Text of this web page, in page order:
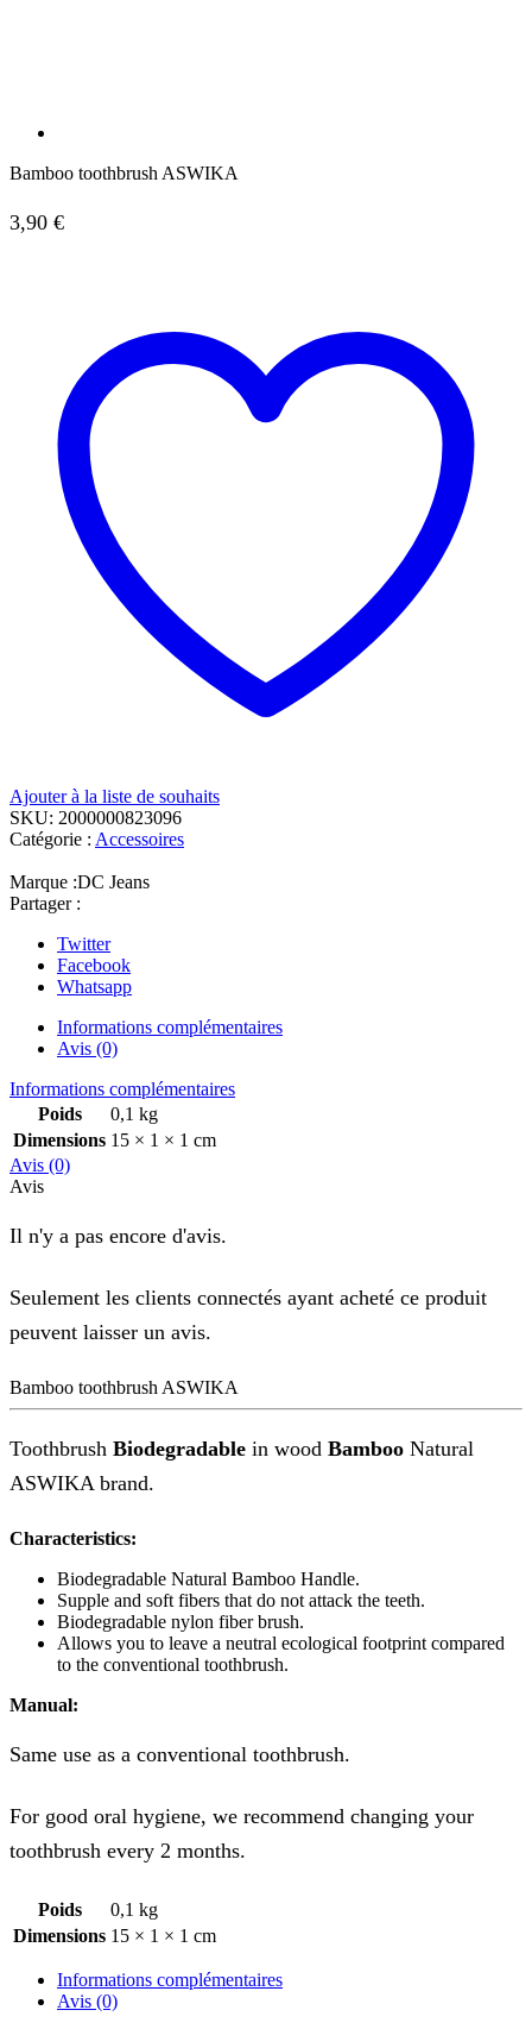
Bamboo toothbrush ASWIKA
3,90 €
Ajouter à la liste de souhaits
SKU: 2000000823096
Catégorie : Accessoires
Marque :DC Jeans
Partager :
Twitter
Facebook
Whatsapp
Informations complémentaires
Avis (0)
Informations complémentaires
Poids
0,1 kg
Dimensions 15 × 1 × 1 cm
Avis (0)
Avis
Il n'y a pas encore d'avis.
Seulement les clients connectés ayant acheté ce produit
peuvent laisser un avis.
Bamboo toothbrush ASWIKA
Toothbrush Biodegradable in wood Bamboo Natural
ASWIKA brand.
Characteristics:
Biodegradable Natural Bamboo Handle.
Supple and soft fibers that do not attack the teeth.
Biodegradable nylon fiber brush.
Allows you to leave a neutral ecological footprint compared
to the conventional toothbrush.
Manual:
Same use as a conventional toothbrush.
For good oral hygiene, we recommend changing your
toothbrush every 2 months.
Poids
0,1 kg
Dimensions 15 × 1 × 1 cm
Informations complémentaires
Avis (0)